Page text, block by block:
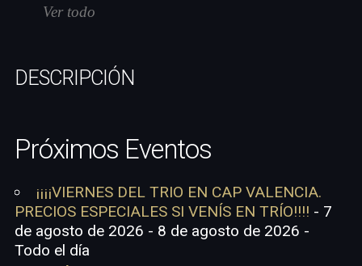
Ver todo
DESCRIPCIÓN
Próximos Eventos
¡¡¡¡VIERNES DEL TRIO EN CAP VALENCIA.
PRECIOS ESPECIALES SI VENÍS EN TRÍO!!!! - 7
de agosto de 2026 - 8 de agosto de 2026 -
Todo el día